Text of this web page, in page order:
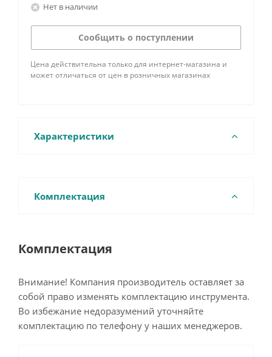
Нет в наличии
Сообщить о поступлении
Цена действительна только для интернет-магазина и
может отличаться от цен в розничных магазинах
Характеристики
Комплектация
Комплектация
Внимание! Компания производитель оставляет за
собой право изменять комплектацию инструмента.
Во избежание недоразумений уточняйте
комплектацию по телефону у наших менеджеров.